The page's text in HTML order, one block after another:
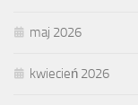
maj 2026
kwiecień 2026